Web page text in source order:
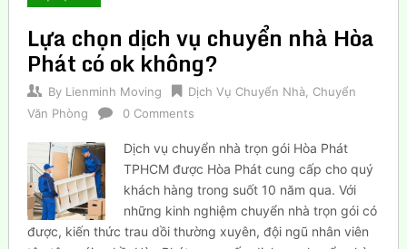
Lựa chọn dịch vụ chuyển nhà Hòa
Phát có ok không?
By Lienminh Moving Dịch Vụ Chuyển Nhà, Chuyển
Văn Phòng
0 Comments
Dịch vụ chuyển nhà trọn gói Hòa Phát
TPHCM được Hòa Phát cung cấp cho quý
khách hàng trong suốt 10 năm qua. Với
những kinh nghiệm chuyển nhà trọn gói có
được, kiến thức trau dồi thường xuyên, đội ngũ nhân viên